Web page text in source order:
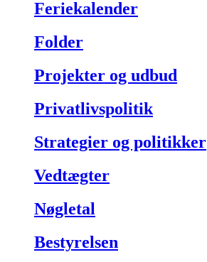
Feriekalender
Folder
Projekter og udbud
Privatlivspolitik
Strategier og politikker
Vedtægter
Nøgletal
Bestyrelsen